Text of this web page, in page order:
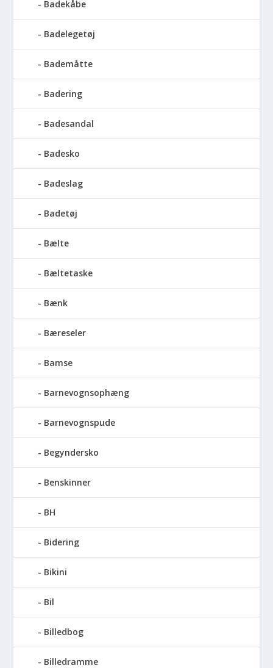
Badekåbe
Badelegetøj
Bademåtte
Badering
Badesandal
Badesko
Badeslag
Badetøj
Bælte
Bæltetaske
Bænk
Bæreseler
Bamse
Barnevognsophæng
Barnevognspude
Begyndersko
Benskinner
BH
Bidering
Bikini
Bil
Billedbog
Billedramme